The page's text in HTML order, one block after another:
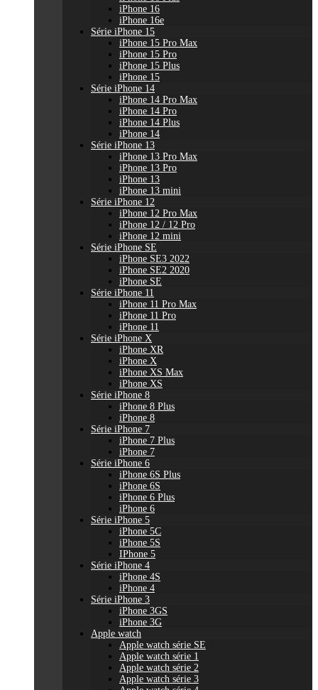
iPhone 16
iPhone 16e
Série iPhone 15
iPhone 15 Pro Max
iPhone 15 Pro
iPhone 15 Plus
iPhone 15
Série iPhone 14
iPhone 14 Pro Max
iPhone 14 Pro
iPhone 14 Plus
iPhone 14
Série iPhone 13
iPhone 13 Pro Max
iPhone 13 Pro
iPhone 13
iPhone 13 mini
Série iPhone 12
iPhone 12 Pro Max
iPhone 12 / 12 Pro
iPhone 12 mini
Série iPhone SE
iPhone SE3 2022
iPhone SE2 2020
iPhone SE
Série iPhone 11
iPhone 11 Pro Max
iPhone 11 Pro
iPhone 11
Série iPhone X
iPhone XR
iPhone X
iPhone XS Max
iPhone XS
Série iPhone 8
iPhone 8 Plus
iPhone 8
Série iPhone 7
iPhone 7 Plus
iPhone 7
Série iPhone 6
iPhone 6S Plus
iPhone 6S
iPhone 6 Plus
iPhone 6
Série iPhone 5
iPhone 5C
iPhone 5S
IPhone 5
Série iPhone 4
iPhone 4S
iPhone 4
Série iPhone 3
iPhone 3GS
iPhone 3G
Apple watch
Apple watch série SE
Apple watch série 1
Apple watch série 2
Apple watch série 3